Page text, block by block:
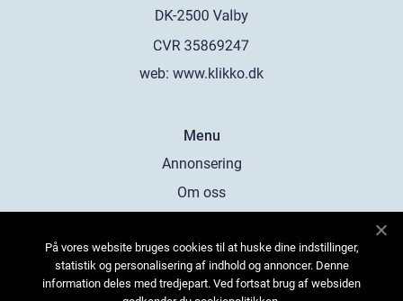
web: www.klikko.dk
Menu
Annonsering
Om oss
Kontakta oss
Sitemap
På vores website bruges cookies til at huske dine indstillinger,
statistik og personalisering af indhold og annoncer. Denne
information deles med tredjepart. Ved fortsat brug af websiden